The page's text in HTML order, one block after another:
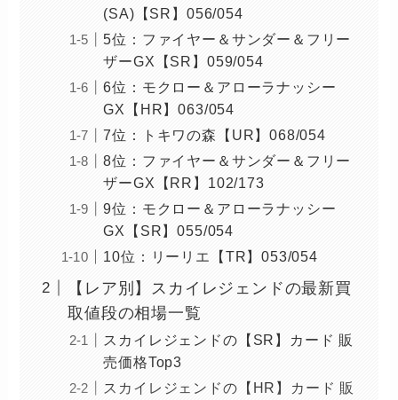
(SA)【SR】056/054
5位：ファイヤー＆サンダー＆フリー
ザーGX【SR】059/054
6位：モクロー＆アローラナッシー
GX【HR】063/054
7位：トキワの森【UR】068/054
8位：ファイヤー＆サンダー＆フリー
ザーGX【RR】102/173
9位：モクロー＆アローラナッシー
GX【SR】055/054
10位：リーリエ【TR】053/054
【レア別】スカイレジェンドの最新買
取値段の相場一覧
スカイレジェンドの【SR】カード 販
売価格Top3
スカイレジェンドの【HR】カード 販